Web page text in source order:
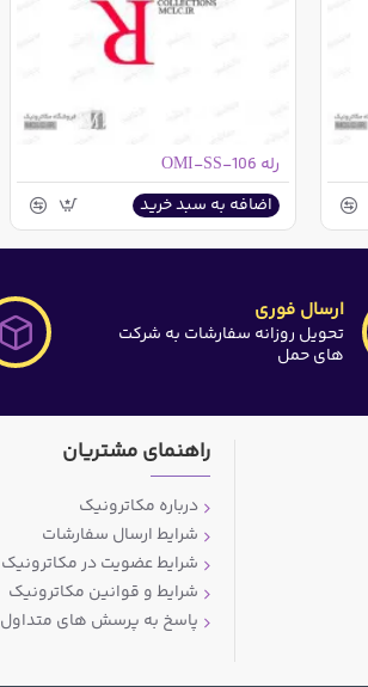
رله OMI-SS-106
اضافه به سبد خرید
ارسال فوری
تحویل روزانه سفارشات به شرکت
های حمل
راهنمای مشتریان
درباره مکاترونیک
شرایط ارسال سفارشات
شرایط عضویت در مکاترونیک
شرایط و قوانین مکاترونیک
پاسخ به پرسش های متداول